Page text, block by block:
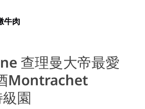
牛肉
查理曼大帝最愛
Montrachet
園